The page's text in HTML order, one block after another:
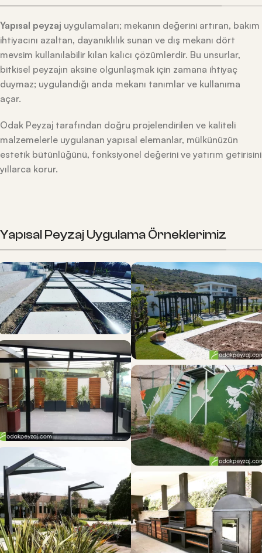
Yapısal peyzaj uygulamaları; mekanın değerini artıran, bakım
ihtiyacını azaltan, dayanıklılık sunan ve dış mekanı dört
mevsim kullanılabilir kılan kalıcı çözümlerdir. Bu unsurlar,
bitkisel peyzajın aksine olgunlaşmak için zamana ihtiyaç
duymaz; uygulandığı anda mekanı tanımlar ve kullanıma
açar.
Odak Peyzaj tarafından doğru projelendirilen ve kaliteli
malzemelerle uygulanan yapısal elemanlar, mülkünüzün
estetik bütünlüğünü, fonksiyonel değerini ve yatırım getirisini
yıllarca korur.
Yapısal Peyzaj Uygulama Örneklerimiz